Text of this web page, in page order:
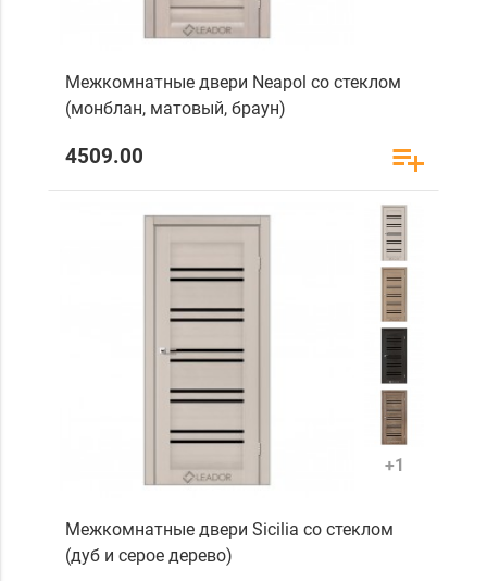
Межкомнатные двери Neapol со стеклом
(монблан, матовый, браун)
4509.00
+1
Межкомнатные двери Sicilia со стеклом
(дуб и серое дерево)